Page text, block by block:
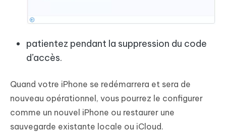
patientez pendant la suppression du code
d’accès.
Quand votre iPhone se redémarrera et sera de
nouveau opérationnel, vous pourrez le configurer
comme un nouvel iPhone ou restaurer une
sauvegarde existante locale ou iCloud.